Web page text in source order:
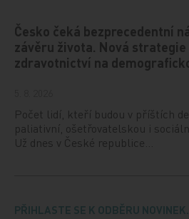
Česko čeká bezprecedentní
závěru života. Nová
zdravotnictví na
Počet lidí, kteří budou v příštích
paliativní, ošetřovatelskou i
Už dnes v České republice…
PŘIHLASTE SE K ODBĚRU NOVINEK.